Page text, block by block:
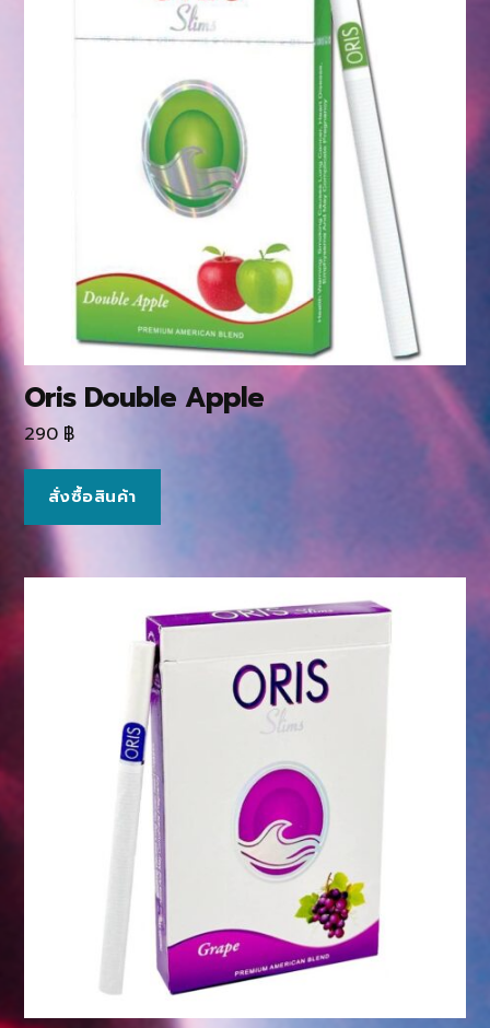
Oris Double Apple
290 ฿
สั่งซื้อสินค้า